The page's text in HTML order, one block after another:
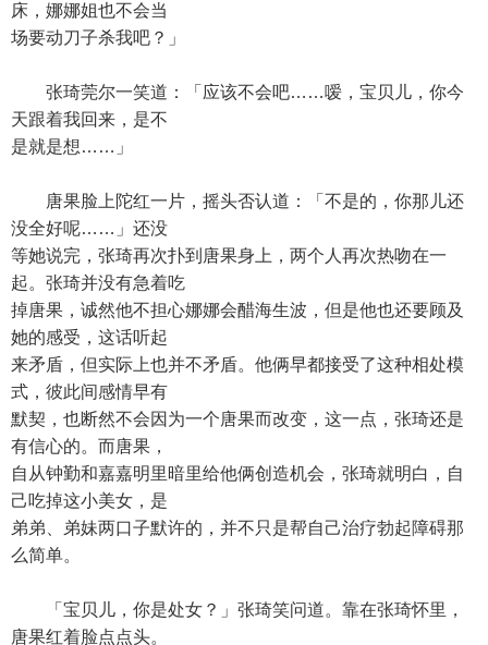
床，娜娜姐也不会当
场要动刀子杀我吧？」
张琦莞尔一笑道：「应该不会吧……嗳，宝贝儿，你今
天跟着我回来，是不
是就是想……」
唐果脸上陀红一片，摇头否认道：「不是的，你那儿还
没全好呢……」还没
等她说完，张琦再次扑到唐果身上，两个人再次热吻在一
起。张琦并没有急着吃
掉唐果，诚然他不担心娜娜会醋海生波，但是他也还要顾及
她的感受，这话听起
来矛盾，但实际上也并不矛盾。他俩早都接受了这种相处模
式，彼此间感情早有
默契，也断然不会因为一个唐果而改变，这一点，张琦还是
有信心的。而唐果，
自从钟勤和嘉嘉明里暗里给他俩创造机会，张琦就明白，自
己吃掉这小美女，是
弟弟、弟妹两口子默许的，并不只是帮自己治疗勃起障碍那
么简单。
「宝贝儿，你是处女？」张琦笑问道。靠在张琦怀里，
唐果红着脸点点头。